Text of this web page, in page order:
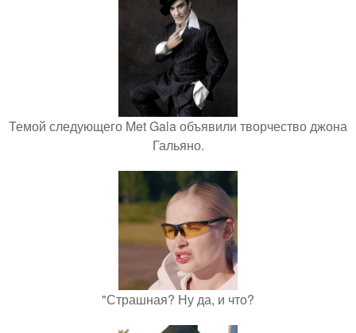
Темой следующего Met Gala объявили творчество джона
Гальяно.
"Страшная? Ну да, и что?